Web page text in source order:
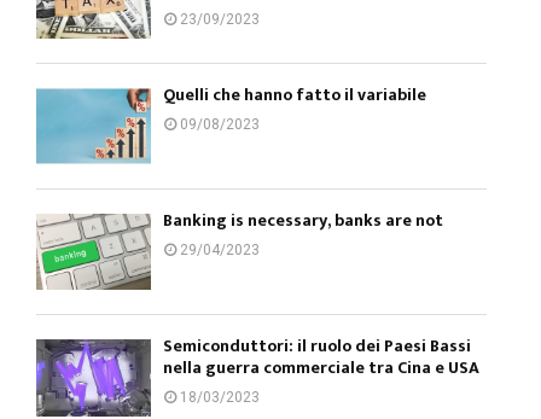
23/09/2023
Quelli che hanno fatto il variabile
09/08/2023
Banking is necessary, banks are not
29/04/2023
Semiconduttori: il ruolo dei Paesi Bassi
nella guerra commerciale tra Cina e USA
18/03/2023